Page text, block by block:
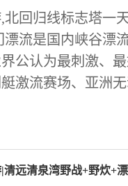
回归线标志塔一
流是国内峡谷漂
公认为最刺激、
激流赛场、亚洲
远清泉湾野战+野炊+